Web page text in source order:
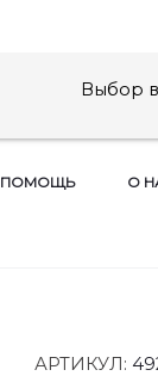
Выбор
ПОМОЩЬ О
АРТИКУЛ: